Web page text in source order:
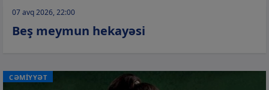
07 avq 2026, 22:00
Beş meymun hekayəsi
CƏMİYYƏT